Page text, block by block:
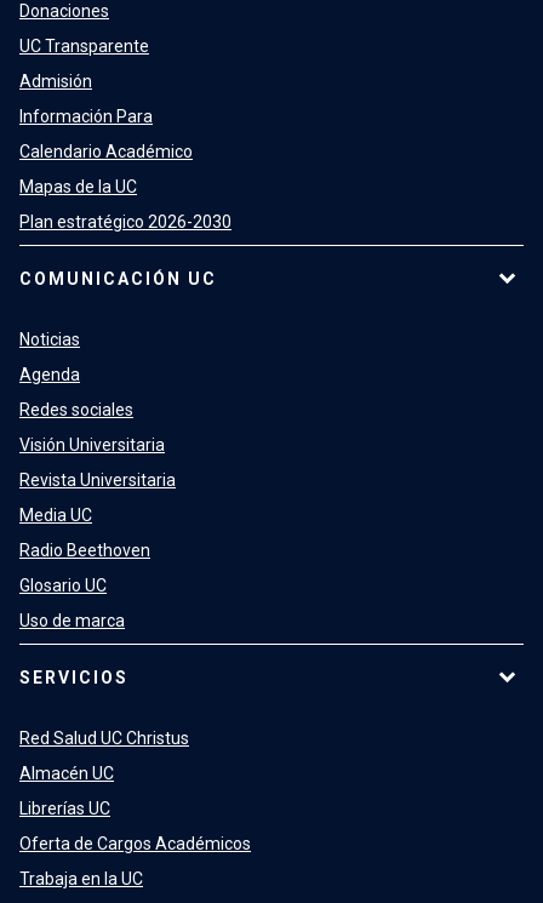
Donaciones
UC Transparente
Admisión
Información Para
Calendario Académico
Mapas de la UC
Plan estratégico 2026-2030
COMUNICACIÓN UC
Noticias
Agenda
Redes sociales
Visión Universitaria
Revista Universitaria
Media UC
Radio Beethoven
Glosario UC
Uso de marca
SERVICIOS
Red Salud UC Christus
Almacén UC
Librerías UC
Oferta de Cargos Académicos
Trabaja en la UC